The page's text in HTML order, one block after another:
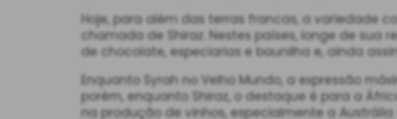
Hoje, para além das terras francas, a variedade
chamada de Shiraz. Nestes países, longe de sua
de chocolate, especiarias e baunilha e, ainda
Enquanto Syrah no Velho Mundo, a expressão
porém, enquanto Shiraz, o destaque é para a
na produção de vinhos, especialmente a Austrália